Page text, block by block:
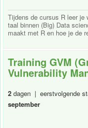
Tijdens de cursus R leer
taal binnen (Big) Data
maakt met R en hoe je de
Training GVM
Vulnerability
2 dagen | eerstvolgende
september